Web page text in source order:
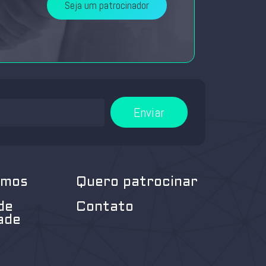
Seja um patrocinador
Enviar
Quero patrocinar
Contato